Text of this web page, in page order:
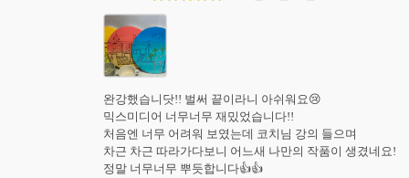
완강했습니닷!! 벌써 끝이라니 아쉬워요😢
믹스미디어 너무너무 재밌었습니다!!
처음엔 너무 어려워 보였는데 코치님 강의 들으며
차근 차근 따라가다보니 어느새 나만의 작품이 생겼네요!
정말 너무너무 뿌듯합니다👍👍